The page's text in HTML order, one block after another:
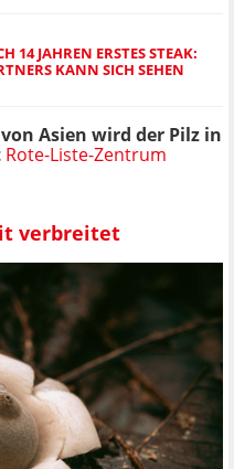
14 JAHREN ERSTES STEAK:
KANN SICH SEHEN
Asien wird der Pilz in
Rote-Liste-Zentrum
verbreitet